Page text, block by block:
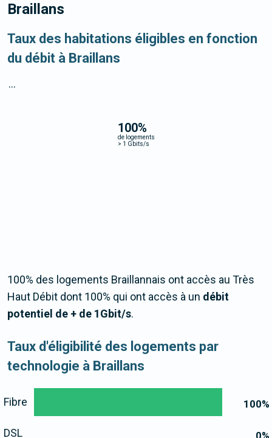
Braillans
Taux des habitations éligibles en fonction
du débit à Braillans
100%
de logements
> 1 Gbits/s
...
100% des logements Braillannais ont accès au Très
Haut Débit dont 100% qui ont accès à un débit
potentiel de + de 1Gbit/s.
Taux d'éligibilité des logements par
technologie à Braillans
100%
Fibre
DSL